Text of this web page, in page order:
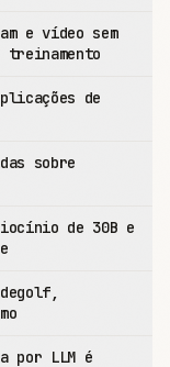
e vídeo sem
de
sobre
de 30B e
por LLM é